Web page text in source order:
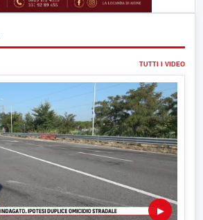
TUTTI I VIDEO
▶